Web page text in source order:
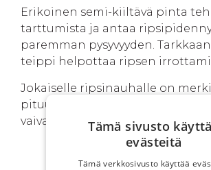
Erikoinen semi-kiiltävä pinta
tarttumista ja antaa
paremman pysyvyyden.
teippi helpottaa ripsen
Jokaiselle ripsinauhalle on
pituus, jotta työprosessi olisi
vaivaton.
Tämä sivusto
evästeitä
Tämä verkkosivusto käyttää